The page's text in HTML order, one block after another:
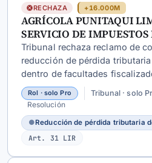
RECHAZA +16.000M
AGRÍCOLA PUNITAQUI
SERVICIO DE
Tribunal rechaza reclamo de
reducción de pérdida
dentro de facultades
acreditación fehaciente de
configurándose vulneración a
doctrina de actos propios.
Rol · solo Pro Tribunal · solo
Resolución
●Reducción de pérdida tributaria
Art. 31 LIR